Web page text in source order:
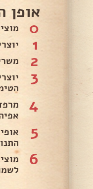
אופן
0
1
2
3
4
5
התנור ל170 מעלות
6